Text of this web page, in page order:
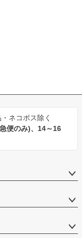
ネコポス除く
便のみ)、14～16